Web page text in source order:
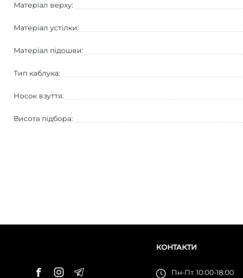
Матеріал верху:
Матеріал устілки:
Матеріал підошви:
Тип каблука:
Носок взуття:
Висота підбора:
КОНТАКТИ
Пн-Пт 10:00-18:00